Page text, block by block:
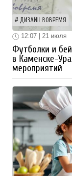
ДИЗАЙН ВОВРЕМЯ
12:07 | 21 июля
Футболки и
в Каменске-
мероприятий